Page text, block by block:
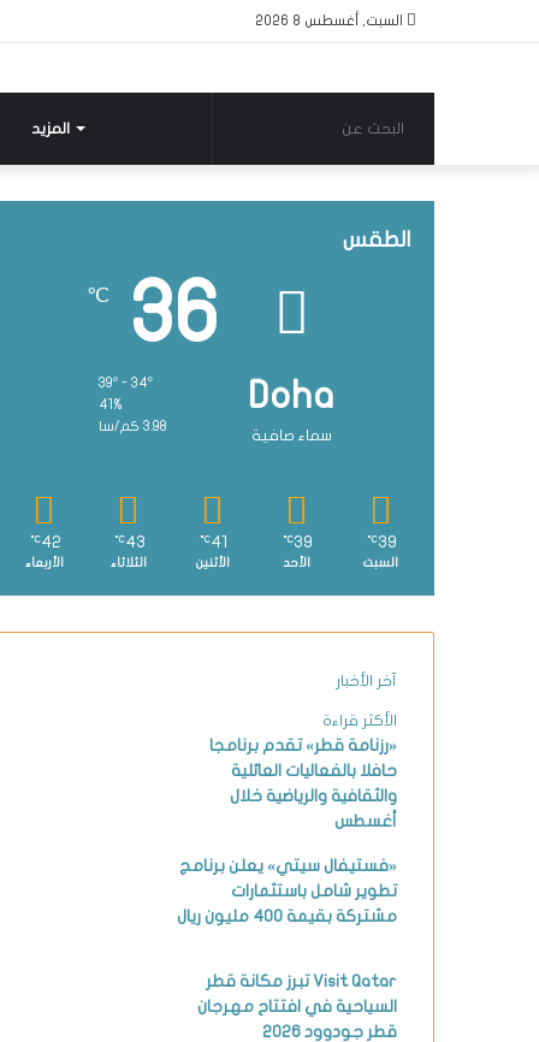
السبت, أغسطس 8 2026
المزيد البحث
عن
الطقس
Doha
سماء صافية
36
℃
39º - 34º
41%
3.98 كم/سا
39
℃
السبت
39
℃
الأحد
41
℃
الأثنين
43
℃
الثلاثاء
42
℃
الأربعاء
آخر الأخبار
الأكثر قراءة
«رزنامة قطر» تقدم برنامجا
حافلا بالفعاليات العائلية
والثقافية والرياضية خلال
أغسطس
«فستيفال سيتي» يعلن برنامج
تطوير شامل باستثمارات
مشتركة بقيمة 400 مليون ريال
Visit Qatar تبرز مكانة قطر
السياحية في افتتاح مهرجان
قطر جودوود 2026